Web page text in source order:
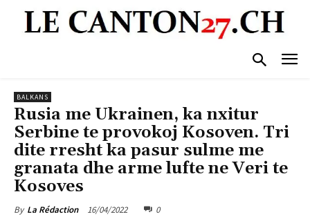
BALKANS
Rusia me Ukrainen, ka nxitur
Serbine te provokoj Kosoven. Tri
dite rresht ka pasur sulme me
granata dhe arme lufte ne Veri te
Kosoves
By La Rédaction 16/04/2022 0